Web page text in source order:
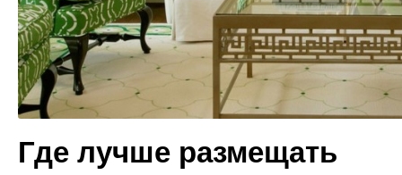
Где лучше размещать